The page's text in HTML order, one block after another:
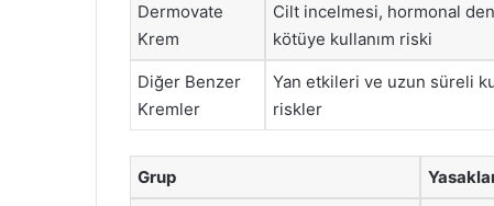
Dermovate
Krem
Cilt incelmesi, hormonal
kötüye kullanım riski
Diğer Benzer
Kremler
Yan etkileri ve uzun süreli
riskler
Grup